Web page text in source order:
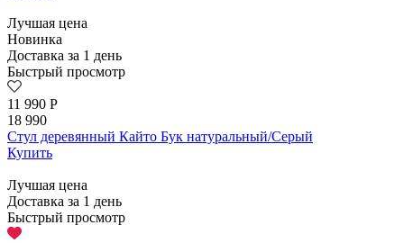
Лучшая цена
Новинка
Доставка за 1 день
Быстрый просмотр
11 990 Р
18 990
Стул деревянный Кайто Бук натуральный/Серый
Купить
Лучшая цена
Доставка за 1 день
Быстрый просмотр